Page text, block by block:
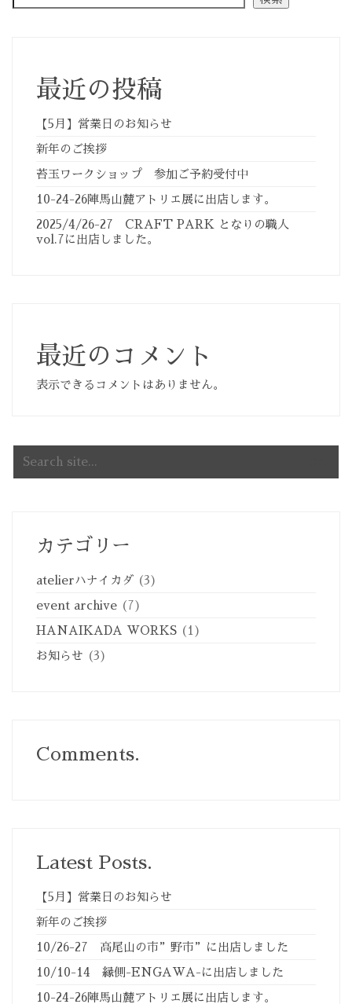
最近の投稿
【5月】営業日のお知らせ
新年のご挨拶
苔玉ワークショップ 参加ご予約受付中
10-24-26陣馬山麓アトリエ展に出店します。
2025/4/26-27 CRAFT PARK となりの職人
vol.7に出店しました。
最近のコメント
表示できるコメントはありません。
for:
カテゴリー
atelierハナイカダ (3)
event archive (7)
HANAIKADA WORKS (1)
お知らせ (3)
Comments.
Latest Posts.
【5月】営業日のお知らせ
新年のご挨拶
10/26-27 高尾山の市”野市”に出店しました
10/10-14 縁側-ENGAWA-に出店しました
10-24-26陣馬山麓アトリエ展に出店します。